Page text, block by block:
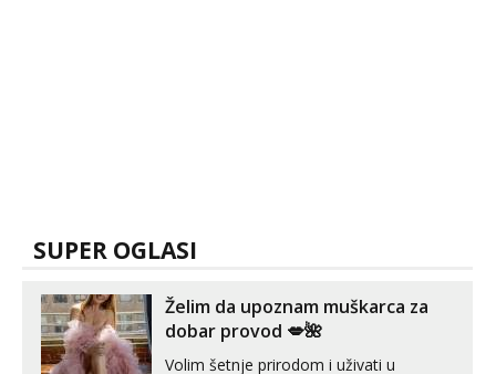
SUPER OGLASI
Želim da upoznam muškarca za
dobar provod 💋🌺
Volim šetnje prirodom i uživati u